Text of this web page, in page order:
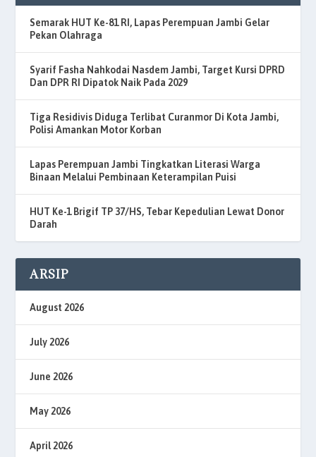
Semarak HUT Ke-81 RI, Lapas Perempuan Jambi Gelar
Pekan Olahraga
Syarif Fasha Nahkodai Nasdem Jambi, Target Kursi DPRD
Dan DPR RI Dipatok Naik Pada 2029
Tiga Residivis Diduga Terlibat Curanmor Di Kota Jambi,
Polisi Amankan Motor Korban
Lapas Perempuan Jambi Tingkatkan Literasi Warga
Binaan Melalui Pembinaan Keterampilan Puisi
HUT Ke-1 Brigif TP 37/HS, Tebar Kepedulian Lewat Donor
Darah
ARSIP
August 2026
July 2026
June 2026
May 2026
April 2026